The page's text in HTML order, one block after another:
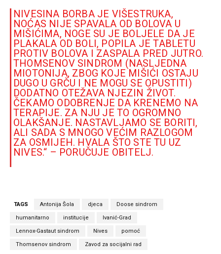
NIVESINA BORBA JE VIŠESTRUKA,
NOĆAS NIJE SPAVALA OD BOLOVA U
MIŠIĆIMA, NOGE SU JE BOLJELE DA JE
PLAKALA OD BOLI, POPILA JE TABLETU
PROTIV BOLOVA I ZASPALA PRED JUTRO.
THOMSENOV SINDROM (NASLJEDNA
MIOTONIJA, ZBOG KOJE MIŠIĆI OSTAJU
DUGO U GRČU I NE MOGU SE OPUSTITI)
DODATNO OTEŽAVA NJEZIN ŽIVOT.
ČEKAMO ODOBRENJE DA KRENEMO NA
TERAPIJE. ZA NJU JE TO OGROMNO
OLAKŠANJE. NASTAVLJAMO SE BORITI,
ALI SADA S MNOGO VEĆIM RAZLOGOM
ZA OSMIJEH. HVALA ŠTO STE TU UZ
NIVES.“ – PORUČUJE OBITELJ.
TAGS Antonija Šola djeca Doose sindrom
humanitarno institucije Ivanić-Grad
Lennox-Gastaut sindrom Nives pomoć
Thomsenov sindrom Zavod za socijalni rad